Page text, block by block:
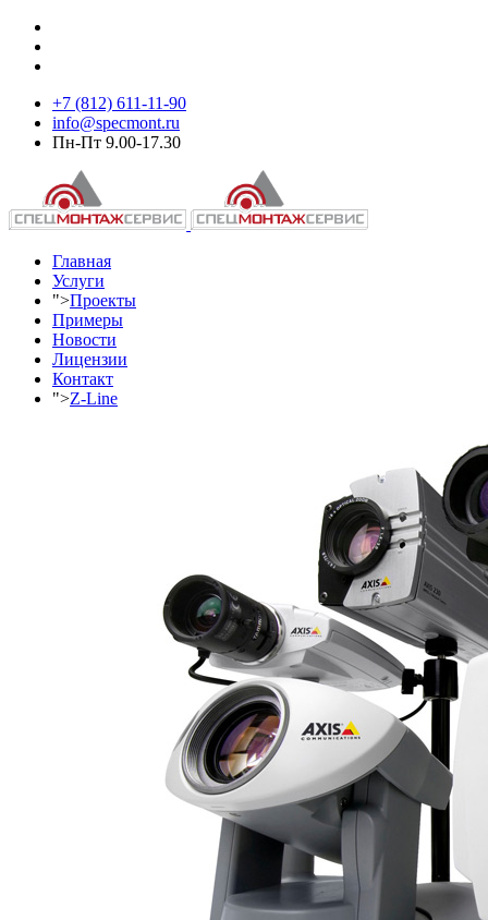
+7 (812) 611-11-90
info@specmont.ru
Пн-Пт 9.00-17.30
Главная
Услуги
">Проекты
Примеры
Новости
Лицензии
Контакт
">Z-Line